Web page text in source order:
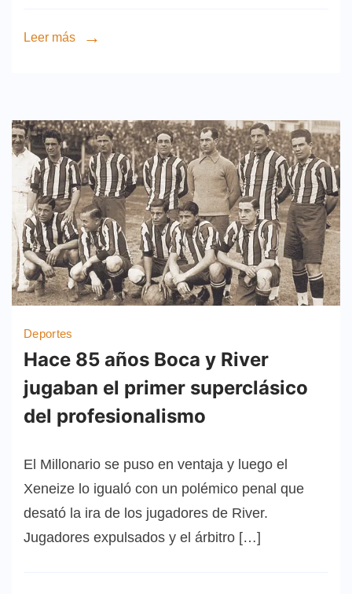
Leer más
Deportes
Hace 85 años Boca y River
jugaban el primer superclásico
del profesionalismo
El Millonario se puso en ventaja y luego el
Xeneize lo igualó con un polémico penal que
desató la ira de los jugadores de River.
Jugadores expulsados y el árbitro […]